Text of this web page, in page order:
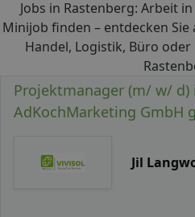
Jobs in Rastenberg: Arbeit
Minijob finden – entdecken
Handel, Logistik, Büro
Projektmanager (m/ w/
AdKochMarketing GmbH
Jil